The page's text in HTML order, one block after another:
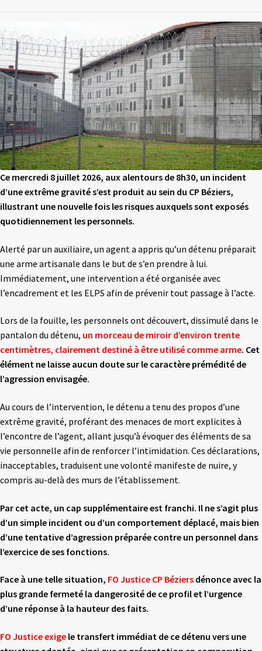
Ce mercredi 8 juillet 2026, aux alentours de 8h30, un incident
d’une extrême gravité s’est produit au sein du CP Béziers,
illustrant une nouvelle fois les risques auxquels sont exposés
quotidiennement les personnels.
Alerté par un auxiliaire, un agent a appris qu’un détenu préparait
une arme artisanale dans le but de s’en prendre à lui.
Immédiatement, une intervention a été organisée avec
l’encadrement et les ELPS afin de prévenir tout passage à l’acte.
Lors de la fouille, les personnels ont découvert, dissimulé dans le
pantalon du détenu, un morceau de miroir d’environ trente
centimètres, clairement destiné à être utilisé comme arme. Cet
élément ne laisse aucun doute sur le caractère prémédité de
l’agression envisagée.
Au cours de l’intervention, le détenu a tenu des propos d’une
extrême gravité, proférant des menaces de mort explicites à
l’encontre de l’agent, allant jusqu’à évoquer des éléments de sa
vie personnelle afin de renforcer l’intimidation. Ces déclarations,
inacceptables, traduisent une volonté manifeste de nuire, y
compris au-delà des murs de l’établissement.
Par cet acte, un cap supplémentaire est franchi. Il ne s’agit plus
d’un simple incident ou d’un comportement déplacé, mais bien
d’une tentative d’agression préparée contre un personnel dans
l’exercice de ses fonctions.
Face à une telle situation, FO Justice CP Béziers dénonce avec la
plus grande fermeté la dangerosité de ce profil et l’urgence
d’une réponse à la hauteur des faits.
FO Justiceexige le transfert immédiat de ce détenu vers une